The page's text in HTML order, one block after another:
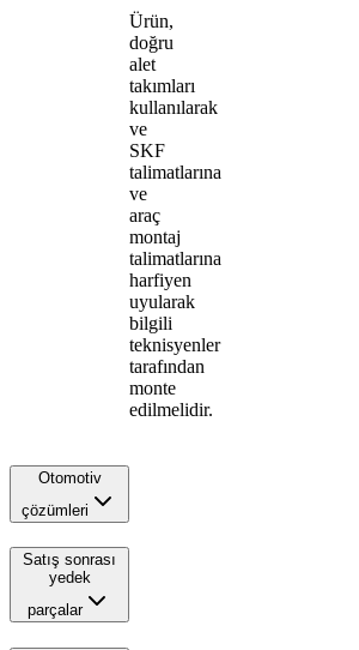
Ürün,
doğru
alet
takımları
kullanılarak
ve
SKF
talimatlarına
ve
araç
montaj
talimatlarına
harfiyen
uyularak
bilgili
teknisyenler
tarafından
monte
edilmelidir.
Otomotiv
çözümleri
Satış sonrası
yedek
parçalar